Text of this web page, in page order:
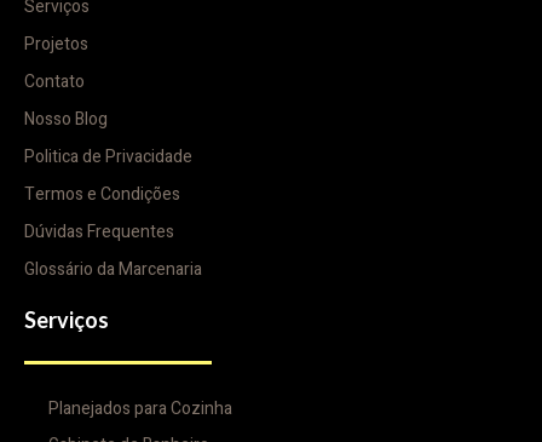
Serviços
Projetos
Contato
Nosso Blog
Politica de Privacidade
Termos e Condições
Dúvidas Frequentes
Glossário da Marcenaria
Serviços
Planejados para Cozinha